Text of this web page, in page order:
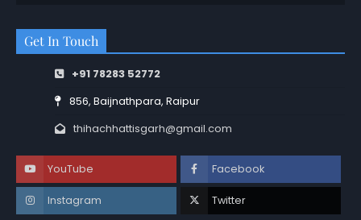
Get In Touch
+91 78283 52772
856, Baijnathpara, Raipur
thihachhattisgarh@gmail.com
YouTube Facebook
Instagram Twitter